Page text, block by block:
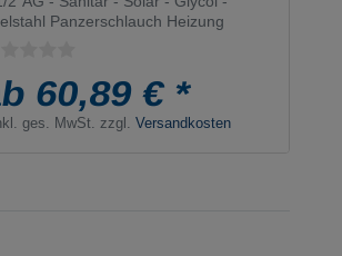
Panzerschlauch Heizung
60,89 € *
ges. MwSt. zzgl.Versandkosten